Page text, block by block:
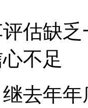
估缺
不足
去年